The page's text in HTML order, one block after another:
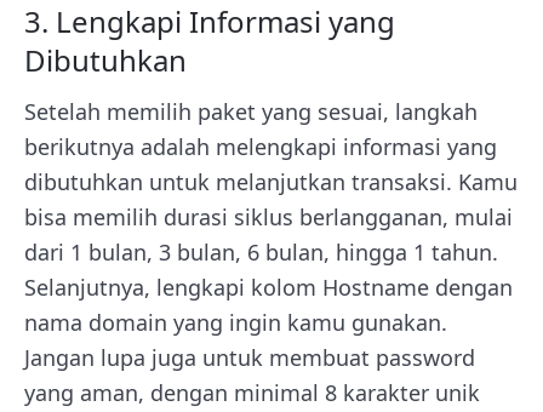
3. Lengkapi Informasi yang
Dibutuhkan
Setelah memilih paket yang sesuai, langkah
berikutnya adalah melengkapi informasi yang
dibutuhkan untuk melanjutkan transaksi. Kamu
bisa memilih durasi siklus berlangganan, mulai
dari 1 bulan, 3 bulan, 6 bulan, hingga 1 tahun.
Selanjutnya, lengkapi kolom Hostname dengan
nama domain yang ingin kamu gunakan.
Jangan lupa juga untuk membuat password
yang aman, dengan minimal 8 karakter unik